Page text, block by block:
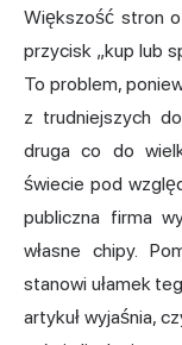
Większość stron
przycisk „kup lub
To problem,
z trudniejszych
druga co do
świecie pod
publiczna firma
własne chipy.
stanowi ułamek
artykuł wyjaśnia,